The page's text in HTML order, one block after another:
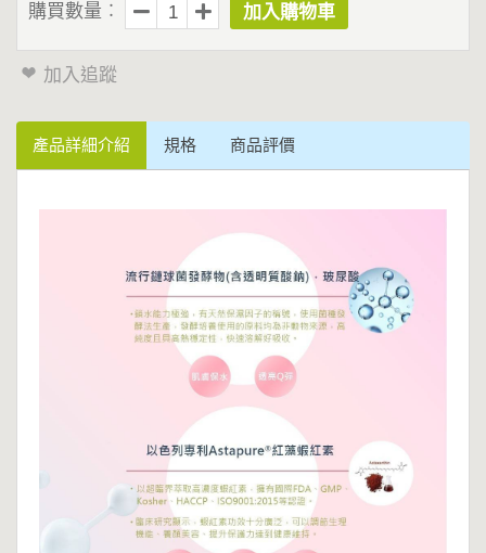
最
新
購買數量︰
加入追蹤
產品詳細介紹 規格 商品評價